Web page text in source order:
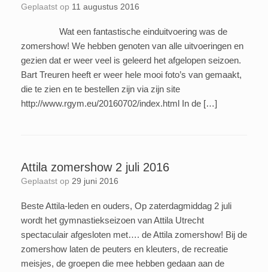
Geplaatst op 11 augustus 2016
Wat een fantastische einduitvoering was de
zomershow! We hebben genoten van alle uitvoeringen en
gezien dat er weer veel is geleerd het afgelopen seizoen.
Bart Treuren heeft er weer hele mooi foto’s van gemaakt,
die te zien en te bestellen zijn via zijn site
http://www.rgym.eu/20160702/index.html In de […]
Attila zomershow 2 juli 2016
Geplaatst op 29 juni 2016
Beste Attila-leden en ouders, Op zaterdagmiddag 2 juli
wordt het gymnastiekseizoen van Attila Utrecht
spectaculair afgesloten met…. de Attila zomershow! Bij de
zomershow laten de peuters en kleuters, de recreatie
meisjes, de groepen die mee hebben gedaan aan de